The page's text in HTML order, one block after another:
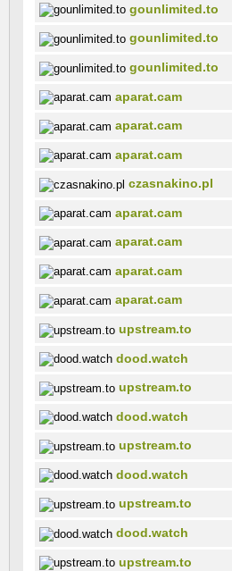
gounlimited.to
gounlimited.to
gounlimited.to
aparat.cam
aparat.cam
aparat.cam
czasnakino.pl
aparat.cam
aparat.cam
aparat.cam
aparat.cam
upstream.to
dood.watch
upstream.to
dood.watch
upstream.to
dood.watch
upstream.to
dood.watch
upstream.to